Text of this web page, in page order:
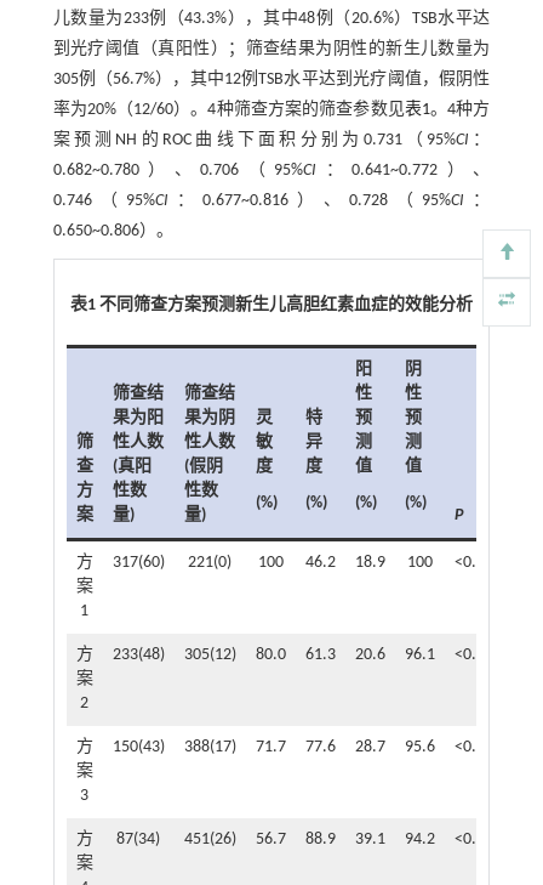
儿数量为233例（43.3%），其中48例（20.6%）TSB水平达
到光疗阈值（真阳性）；筛查结果为阴性的新生儿数量为
305例（56.7%），其中12例TSB水平达到光疗阈值，假阴性
率为20%（12/60）。4种筛查方案的筛查参数见表1。4种方
案预测NH的ROC曲线下面积分别为0.731（95%CI ：
0.682~0.780）、0.706（95%CI ：0.641~0.772）、
0.746（95%CI ：0.677~0.816）、0.728（95%CI ：
0.650~0.806）。
表1 不同筛查方案预测新生儿高胆红素血症的效能分析
筛
查
方
案
筛查结
果为阳
性人数
(真阳
性数
量)
筛查结
果为阴
性人数
(假阴
性数
量)
灵
敏
度
(%)
特
异
度
(%)
阳
性
预
测
值
(%)
阴
性
预
测
值
(%)
P
方
案
1
317(60) 221(0) 100 46.2 18.9 100 <0.001
方
案
2
233(48) 305(12) 80.0 61.3 20.6 96.1 <0.001
方
案
3
150(43) 388(17) 71.7 77.6 28.7 95.6 <0.001
方
案
87(34) 451(26) 56.7 88.9 39.1 94.2 <0.001